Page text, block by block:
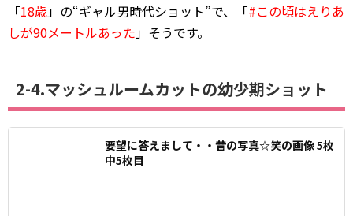
「18歳」の“ギャル男時代ショット”で、「#この頃はえりあ
しが90メートルあった 」そうです。
2-4.マッシュルームカットの幼少期ショット
要望に答えまして・・昔の写真☆笑の画像 5枚
中5枚目